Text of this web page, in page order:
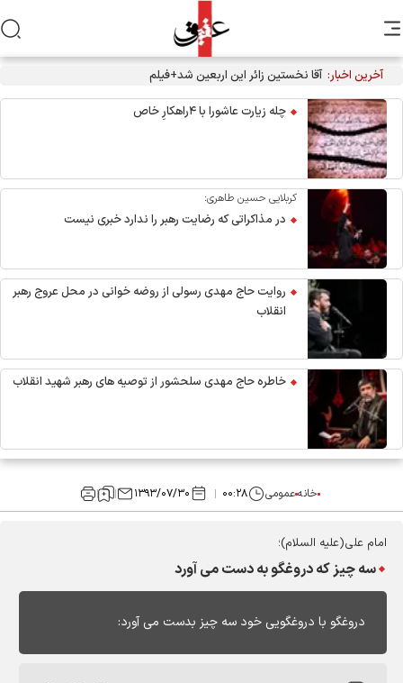
آخرین اخبار: آقا نخستین زائر این اربعین شد+فیلم
چله زیارت عاشورا با ۴راهکارِ خاص
کربلایی حسین طاهری:
در مذاکراتی که رضایت رهبر را ندارد خبری نیست
روایت حاج مهدی رسولی از روضه خوانی در محل عروج رهبر
انقلاب
خاطره حاج مهدی سلحشور از توصیه های رهبر شهید انقلاب
خانهعمومی ۰۰:۲۸ ۱۳۹۳/۰۷/۳۰
امام علی(علیه السلام)؛
سه چیز که دروغگو به دست می آورد
دروغگو با دروغگویى خود سه چیز بدست مى آورد: